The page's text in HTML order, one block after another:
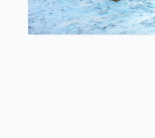
机制，结合项目实践分享实现
374 1